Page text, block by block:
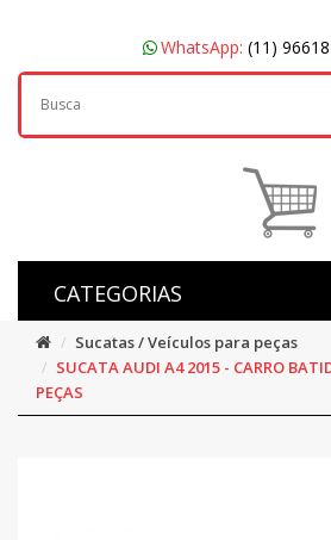
WhatsApp: (11)
CATEGORIAS
Sucatas / Veículos para peças
SUCATA AUDI A4 2015 - CARRO
PEÇAS